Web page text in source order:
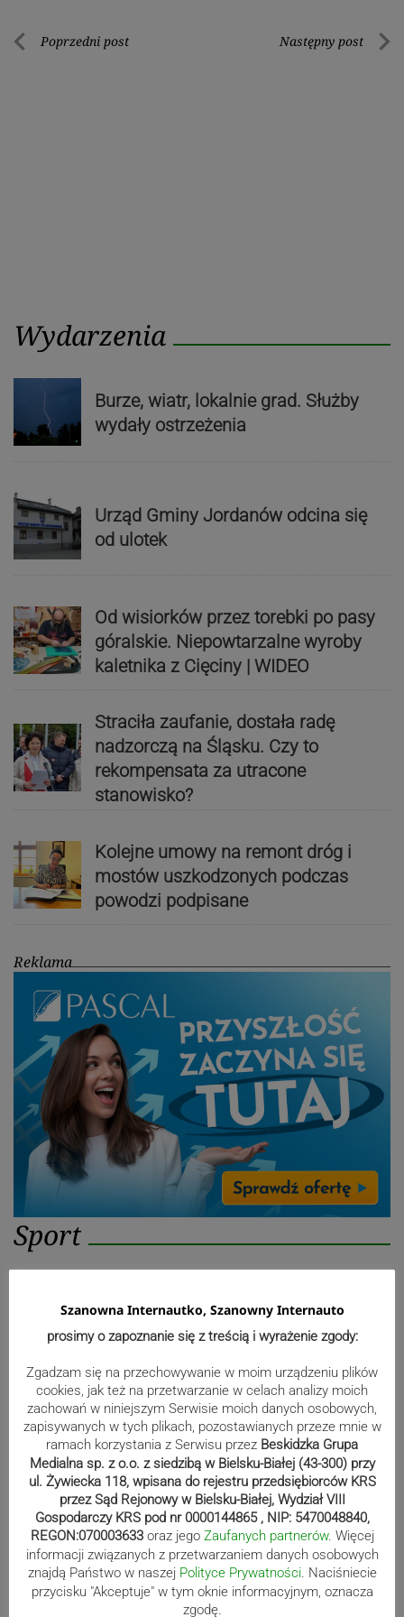
Nawigacja
Poprzedni post Następny post
Wydarzenia
Burze, wiatr, lokalnie grad. Służby
wydały ostrzeżenia
Urząd Gminy Jordanów odcina się
od ulotek
Od wisiorków przez torebki po pasy
góralskie. Niepowtarzalne wyroby
kaletnika z Cięciny | WIDEO
Straciła zaufanie, dostała radę
nadzorczą na Śląsku. Czy to
rekompensata za utracone
stanowisko?
Kolejne umowy na remont dróg i
mostów uszkodzonych podczas
powodzi podpisane
Reklama
Sport
Mistrzowie świata z MCK Żywiec!
Bracia Szejowie ruszają po kolejne
punkty. Liderzy mistrzostw
wystartują w Rajdzie Rzeszowskim
80-lecie Soły Kobiernice. Będzie się
działo! SZCZEGÓŁOWY PROGRAM
Szanowna Internautko, Szanowny Internauto
prosimy o zapoznanie się z treścią i wyrażenie zgody:
Zgadzam się na przechowywanie w moim urządzeniu plików
cookies, jak też na przetwarzanie w celach analizy moich
zachowań w niniejszym Serwisie moich danych osobowych,
zapisywanych w tych plikach, pozostawianych przeze mnie w
ramach korzystania z Serwisu przez Beskidzka Grupa
Medialna sp. z o.o. z siedzibą w Bielsku-Białej (43-300) przy
ul. Żywiecka 118, wpisana do rejestru przedsiębiorców KRS
przez Sąd Rejonowy w Bielsku-Białej, Wydział VIII
Gospodarczy KRS pod nr 0000144865 , NIP: 5470048840,
REGON:070003633 oraz jego Zaufanych partnerów. Więcej
informacji związanych z przetwarzaniem danych osobowych
znajdą Państwo w naszej Polityce Prywatności. Naciśniecie
przycisku "Akceptuje" w tym oknie informacyjnym, oznacza
zgodę.